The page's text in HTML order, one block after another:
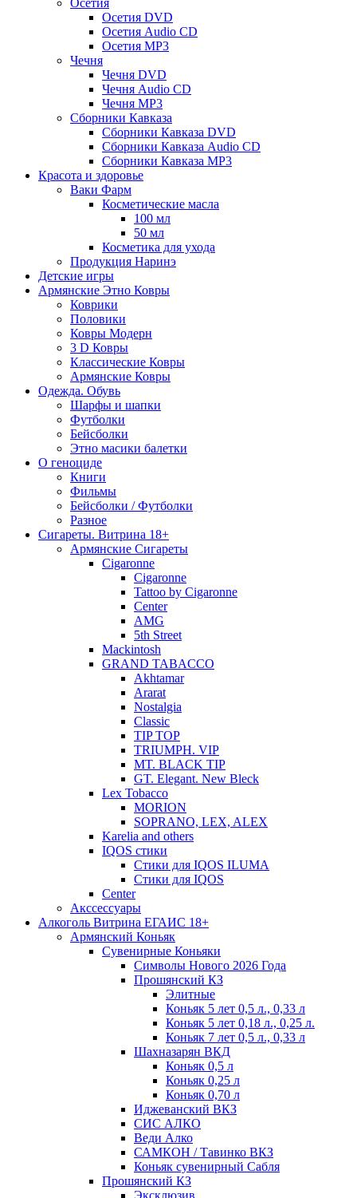
Осетия
Осетия DVD
Осетия Audio CD
Осетия MP3
Чечня
Чечня DVD
Чечня Audio CD
Чечня MP3
Сборники Кавказа
Сборники Кавказа DVD
Сборники Кавказа Audio CD
Сборники Кавказа MP3
Красота и здоровье
Ваки Фарм
Косметические масла
100 мл
50 мл
Косметика для ухода
Продукция Наринэ
Детские игры
Армянские Этно Ковры
Коврики
Половики
Ковры Модерн
3 D Ковры
Классические Ковры
Армянские Ковры
Одежда. Обувь
Шарфы и шапки
Футболки
Бейсболки
Этно масики балетки
О геноциде
Книги
Фильмы
Бейсболки / Футболки
Разное
Сигареты. Витрина 18+
Армянские Сигареты
Cigaronne
Cigaronne
Tattoo by Cigaronne
Center
AMG
5th Street
Mackintosh
GRAND TABACCO
Akhtamar
Ararat
Nostalgia
Classic
TIP TOP
TRIUMPH. VIP
MT. BLACK TIP
GT. Elegant. New Bleck
Lex Tobacco
MORION
SOPRANO, LEX, ALEX
Karelia and others
IQOS стики
Стики для IQOS ILUMA
Стики для IQOS
Сenter
Акссессуары
Алкоголь Витрина ЕГАИС 18+
Армянский Коньяк
Сувенирные Коньяки
Символы Нового 2026 Года
Прошянский КЗ
Элитные
Коньяк 5 лет 0,5 л., 0,33 л
Коньяк 5 лет 0,18 л., 0,25 л.
Коньяк 7 лет 0,5 л., 0,33 л
Шахназарян ВКД
Коньяк 0,5 л
Коньяк 0,25 л
Коньяк 0,70 л
Иджеванский ВКЗ
СИС АЛКО
Веди Алко
САМКОН / Тавинко ВКЗ
Коньяк сувенирный Сабля
Прошянский КЗ
Эксклюзив